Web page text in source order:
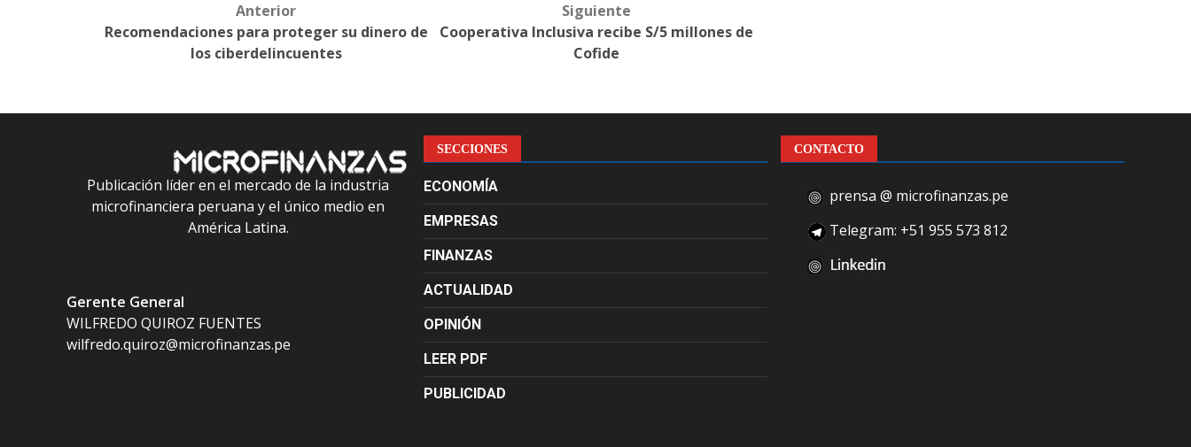
navigation
Anterior
Recomendaciones para proteger su dinero de
los ciberdelincuentes
Siguiente
Cooperativa Inclusiva recibe S/5 millones de
Cofide
Publicación líder en el mercado de la industria
microfinanciera peruana y el único medio en
América Latina.
Gerente General
WILFREDO QUIROZ FUENTES
wilfredo.quiroz@microfinanzas.pe
SECCIONES
ECONOMÍA
EMPRESAS
FINANZAS
ACTUALIDAD
OPINIÓN
LEER PDF
PUBLICIDAD
CONTACTO
prensa @ microfinanzas.pe
Telegram: +51 955 573 812